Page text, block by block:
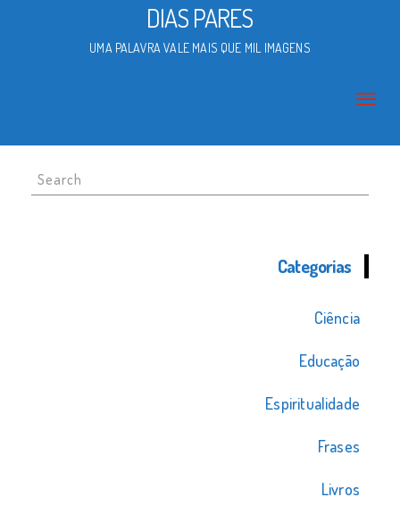
DIAS PARES
UMA PALAVRA VALE MAIS QUE MIL IMAGENS
Search
for:
Categorias
Ciência
Educação
Espiritualidade
Frases
Livros